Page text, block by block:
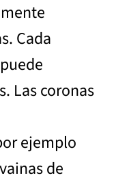
Cada
Las coronas
ejemplo
de